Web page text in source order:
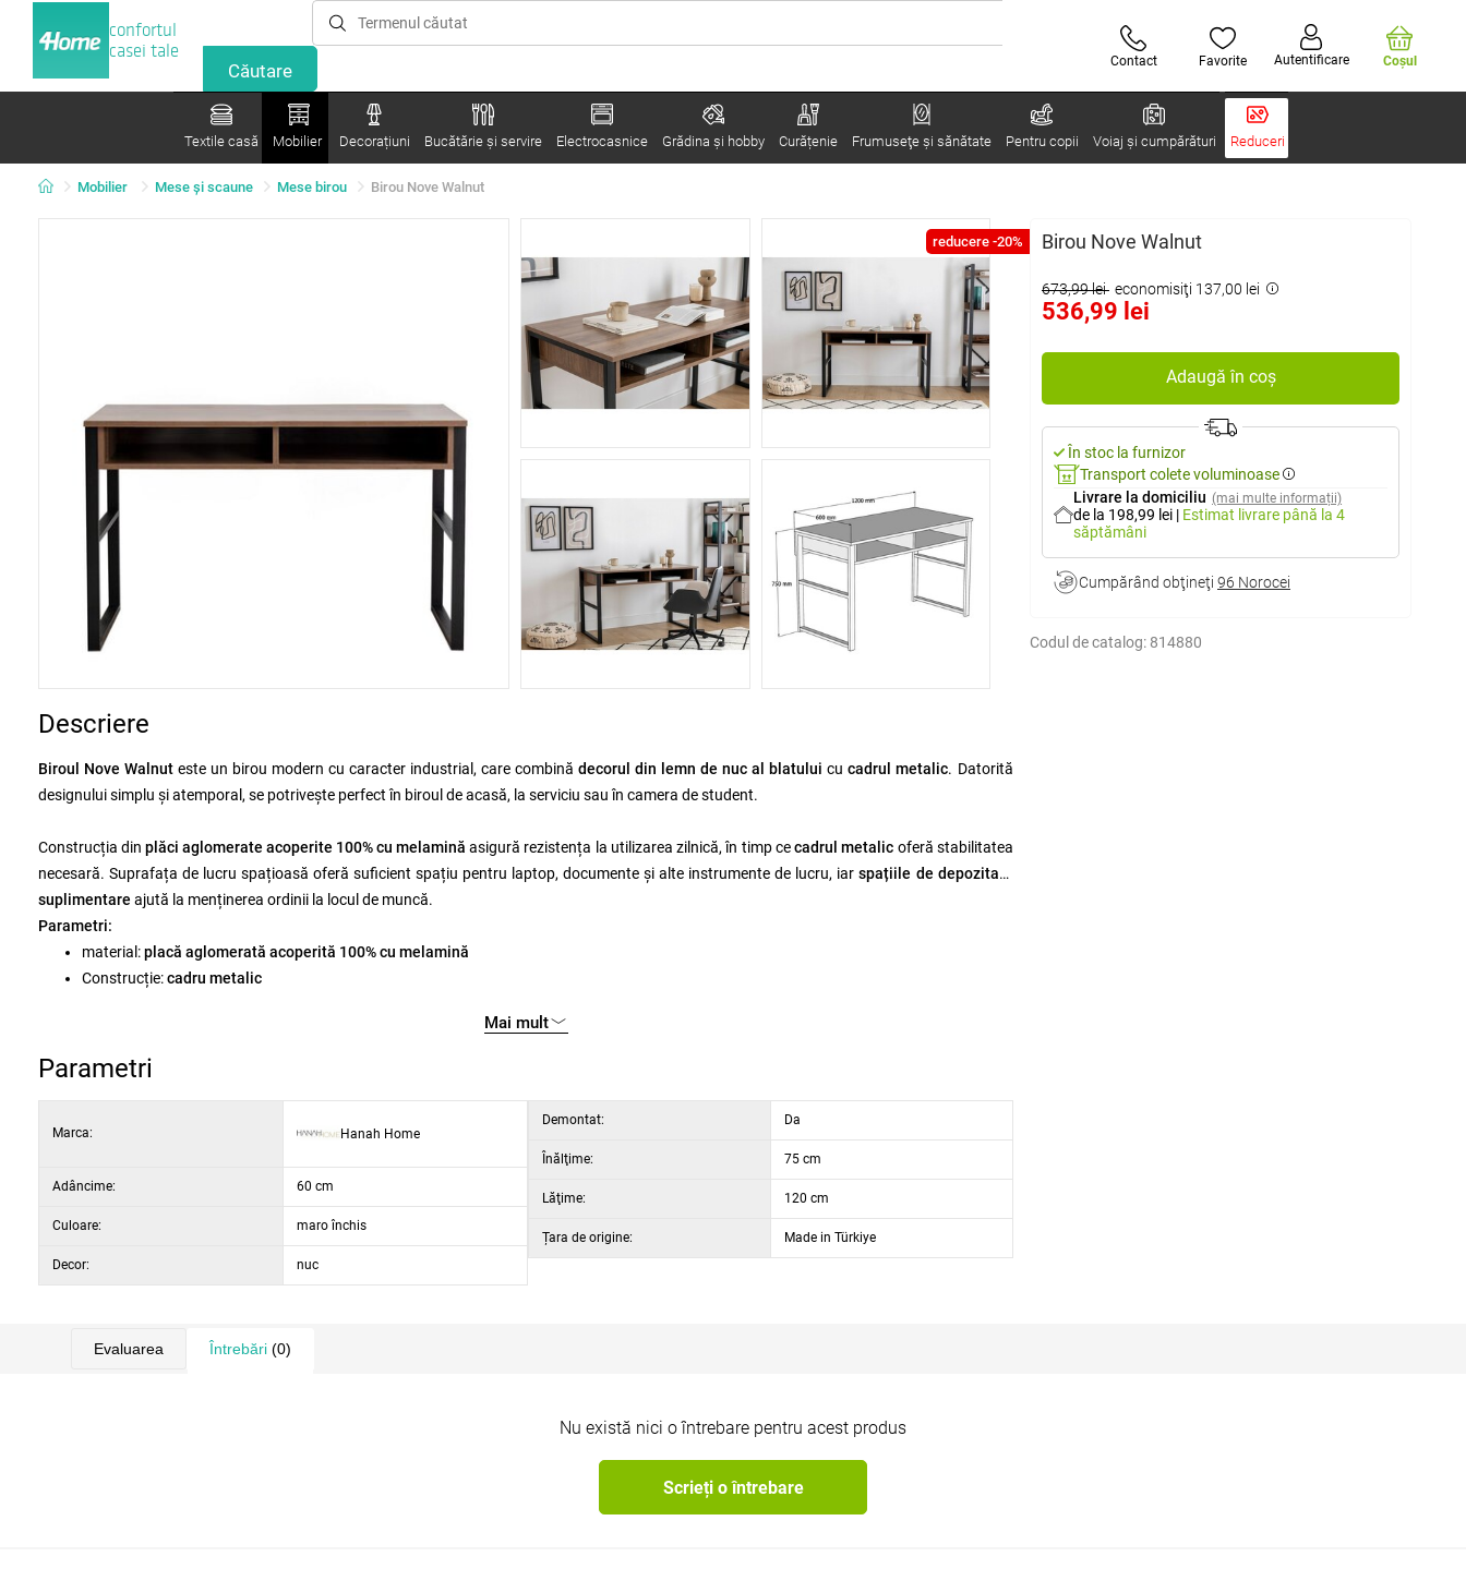
confortul
casei tale
Contact Favorite Autentificare Coşul
Textile casă Mobilier Decorațiuni Bucătărie și servire Electrocasnice Grădina şi hobby Curățenie Frumuseţe şi sănătate Pentru copii Voiaj și cumpărături Reduceri
Mobilier Mese şi scaune Mese birou Birou Nove Walnut
reducere -20% Birou Nove Walnut
673,99 lei economisiţi 137,00 lei
536,99 lei
Adaugă în coș
În stoc la furnizor
Transport colete voluminoase
Livrare la domiciliu (mai multe informații)
de la 198,99 lei | Estimat livrare până la 4
săptămâni
Cumpărând obţineţi 96 Norocei
Codul de catalog: 814880
Descriere
Biroul Nove Walnut este un birou modern cu caracter industrial, care combină decorul din lemn de nuc al blatului cu cadrul metalic. Datorită
designului simplu și atemporal, se potrivește perfect în biroul de acasă, la serviciu sau în camera de student.
Construcția din plăci aglomerate acoperite 100% cu melamină asigură rezistența la utilizarea zilnică, în timp cecadrul metalic oferă stabilitatea
necesară. Suprafața de lucru spațioasă oferă suficient spațiu pentru laptop, documente și alte instrumente de lucru, iar spațiile de depozitare
suplimentare ajută la menținerea ordinii la locul de muncă.
Parametri:
material:placă aglomerată acoperită 100% cu melamină
Construcție:cadru metalic
adâncime:
culoare:nuc
Mai mult
Parametri
Marca: Hanah Home
Adâncime: 60 cm
Culoare: maro închis
Decor: nuc
Demontat: Da
Înălţime: 75 cm
Lăţime: 120 cm
Țara de origine: Made in Türkiye
Evaluarea Întrebări (0)
Nu există nici o întrebare pentru acest produs
Scrieți o întrebare